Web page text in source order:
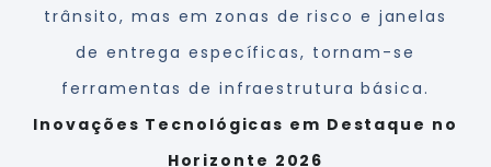
trânsito, mas em zonas de risco e janelas
de entrega específicas, tornam-se
ferramentas de infraestrutura básica.
Inovações Tecnológicas em Destaque no
Horizonte 2026